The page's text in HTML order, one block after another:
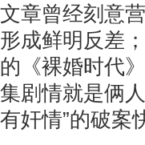
文章曾经刻意
形成鲜明反差
的《裸婚时代
集剧情就是俩
有奸情”的破案